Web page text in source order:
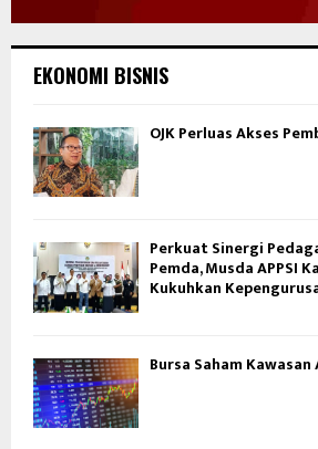
EKONOMI BISNIS
OJK Perluas Akses
Perkuat Sinergi
Pemda, Musda APPSI
Kukuhkan
Bursa Saham